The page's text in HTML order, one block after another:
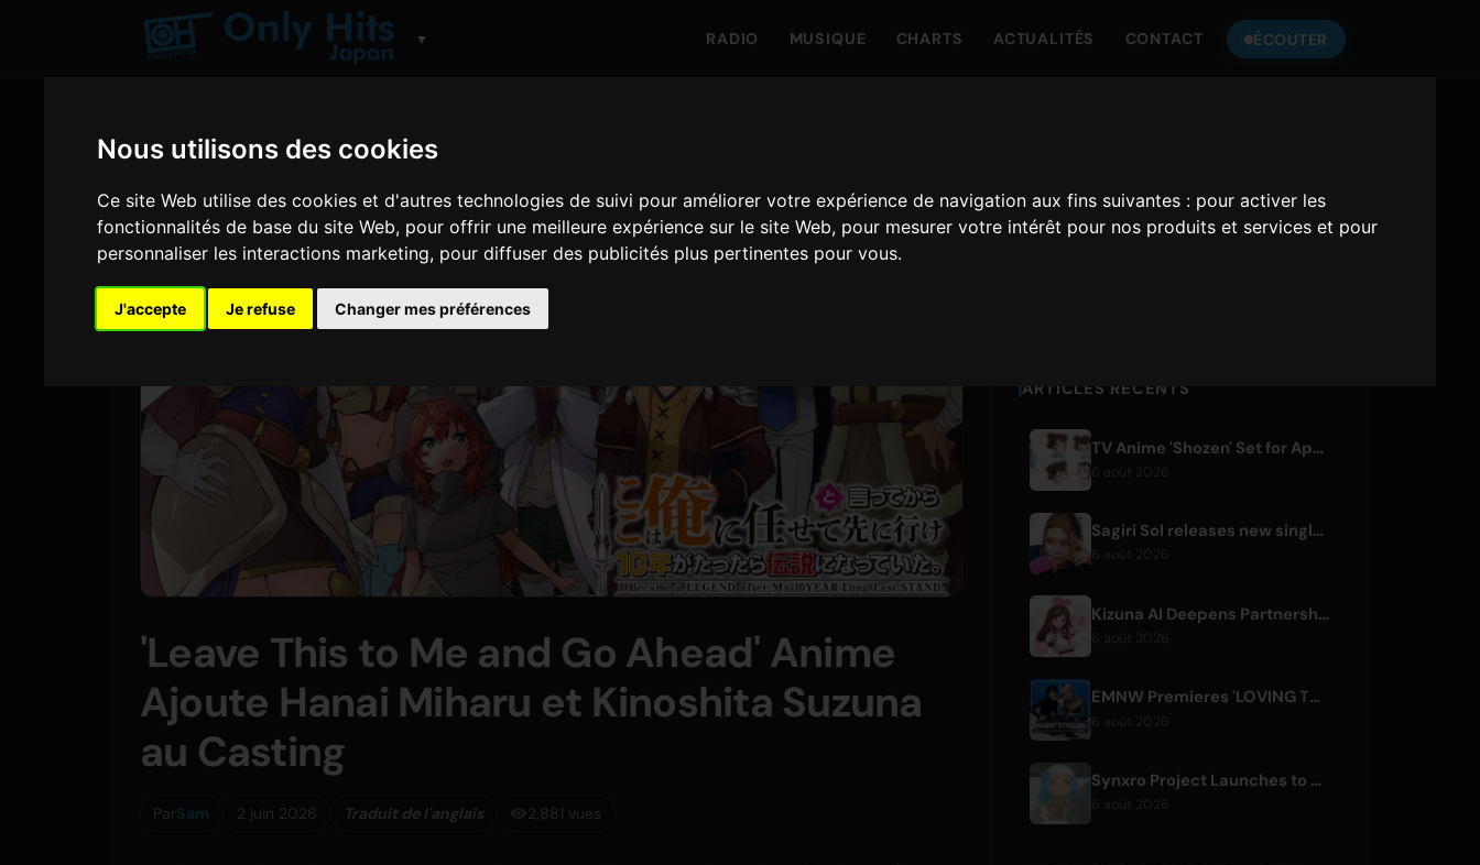
Nous utilisons des cookies
Ce site Web utilise des cookies et d'autres technologies de suivi pour améliorer votre expérience de navigation aux fins suivantes : pour activer les
fonctionnalités de base du site Web, pour offrir une meilleure expérience sur le site Web, pour mesurer votre intérêt pour nos produits et services et pour
personnaliser les interactions marketing, pour diffuser des publicités plus pertinentes pour vous.
J'accepte Je refuse Changer mes préférences
▼ RADIO MUSIQUE CHARTS ACTUALITÉS CONTACT ÉCOUTER
'Leave This to Me and Go Ahead' Anime
Ajoute Hanai Miharu et Kinoshita Suzuna
au Casting
ParSam 2 juin 2026 Traduit de l'anglais 2,881 vues
Only Hits Japan
ARTICLES RÉCENTS
TV Anime 'Shozen' Set for April 2027 Premiere on Fuji TV
Sagiri Sol releases new single 'next to your love' after hiatus
6 août 2026
Kizuna AI Deepens Partnership with Asobisystem Ahead of 10th Anniversary World Tour
EMNW Premieres 'LOVING TO GET US BY' Music Video on August 7
6 août 2026
Synxro Project Launches to Create New IP from Fictional Anime Openings